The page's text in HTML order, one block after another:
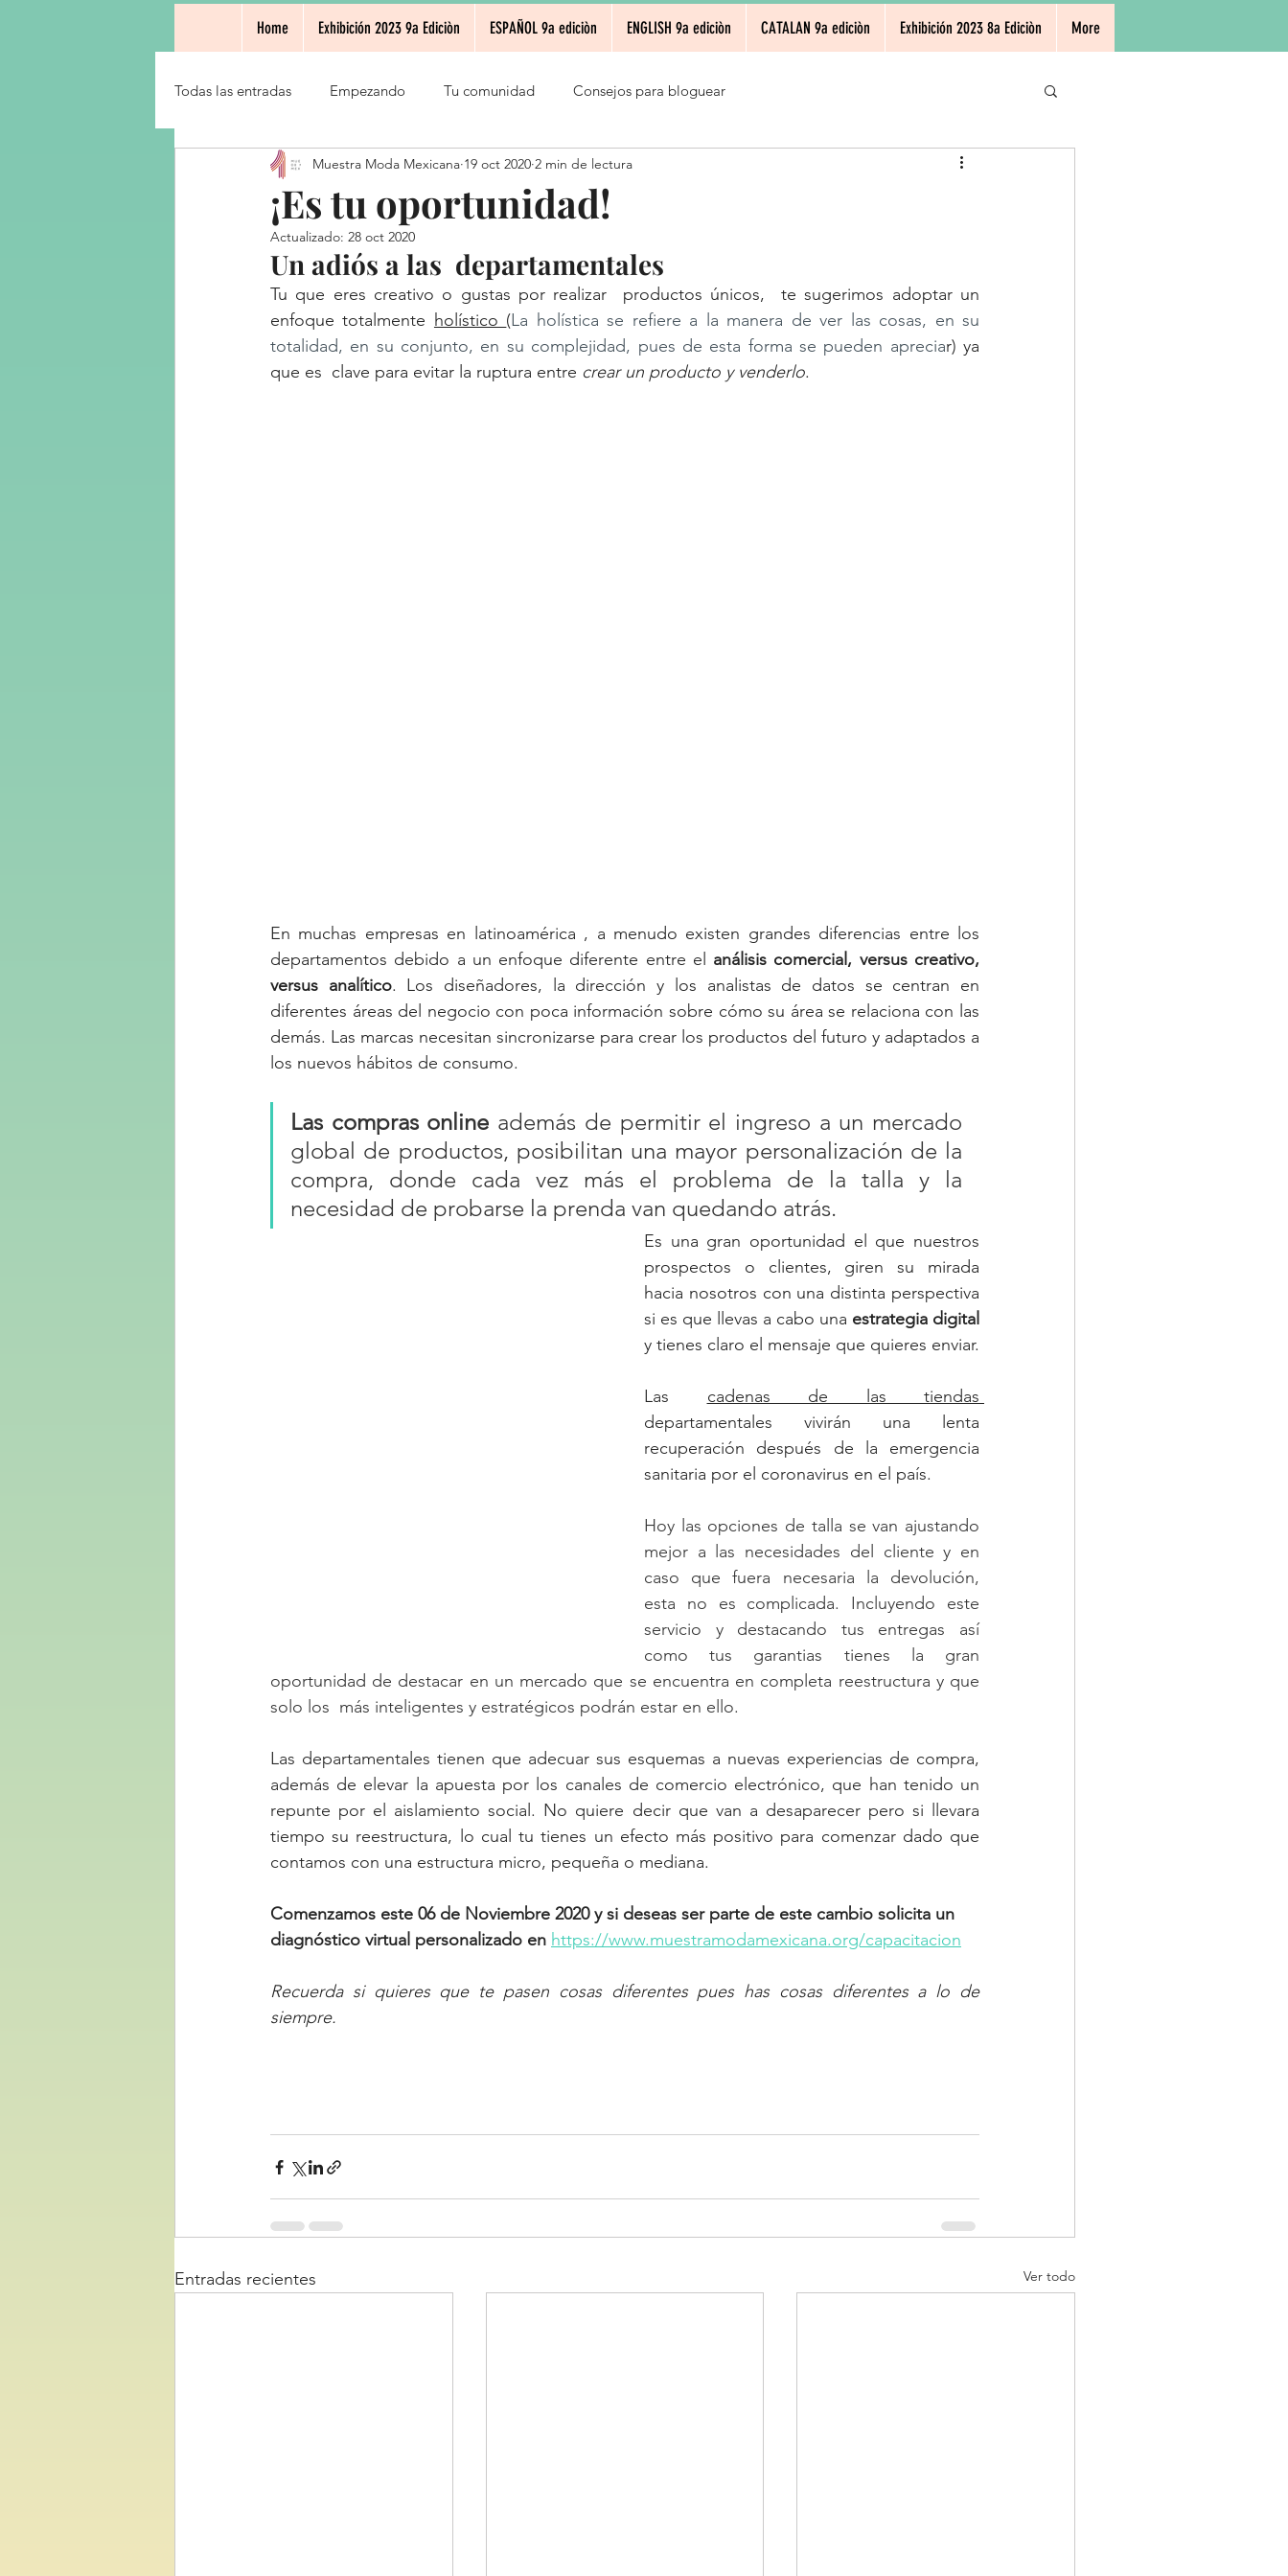
Home Exhibición 2023 9a Ediciòn ESPAÑOL 9a ediciòn ENGLISH 9a ediciòn CATALAN 9a ediciòn Exhibición 2023 8a Ediciòn More
Todas las entradas Empezando Tu comunidad Consejos para bloguear
¡Es tu oportunidad!
Muestra Moda Mexicana 19 oct 2020 2 min de lectura
Actualizado: 28 oct 2020
Un adiós a las  departamentales
Tu que eres creativo o gustas por realizar  productos únicos,  te sugerimos adoptar un
enfoque totalmente holístico (La holística se refiere a la manera de ver las cosas, en su
totalidad, en su conjunto, en su complejidad, pues de esta forma se pueden apreciar) ya
que es  clave para evitar la ruptura entre crear un producto y venderlo.
En muchas empresas en latinoamérica , a menudo existen grandes diferencias entre los
departamentos debido a un enfoque diferente entre el análisis comercial, versus creativo,
versus analítico. Los diseñadores, la dirección y los analistas de datos se centran en
diferentes áreas del negocio con poca información sobre cómo su área se relaciona con las
demás. Las marcas necesitan sincronizarse para crear los productos del futuro y adaptados a
los nuevos hábitos de consumo.
Las compras online además de permitir el ingreso a un mercado
global de productos, posibilitan una mayor personalización de la
compra, donde cada vez más el problema de la talla y la
necesidad de probarse la prenda van quedando atrás.
Es una gran oportunidad el que nuestros
prospectos o clientes, giren su mirada
hacia nosotros con una distinta perspectiva
si es que llevas a cabo una estrategia digital
Las
departamentales vivirán una lenta
recuperación después de la emergencia
sanitaria por el coronavirus en el país.
Hoy las opciones de talla se van ajustando
mejor a las necesidades del cliente y en
caso que fuera necesaria la devolución,
esta no es complicada. Incluyendo este
servicio y destacando tus entregas así
como tus garantias tienes la gran
oportunidad de destacar en un mercado que se encuentra en completa reestructura y que
solo los  más inteligentes y estratégicos podrán estar en ello.
Las departamentales tienen que adecuar sus esquemas a nuevas experiencias de compra,
además de elevar la apuesta por los canales de comercio electrónico, que han tenido un
repunte por el aislamiento social. No quiere decir que van a desaparecer pero si llevara
tiempo su reestructura, lo cual tu tienes un efecto más positivo para comenzar dado que
contamos con una estructura micro, pequeña o mediana.
Comenzamos este 06 de Noviembre 2020 y si deseas ser parte de este cambio solicita un
diagnóstico virtual personalizado en https://www.muestramodamexicana.org/capacitacion
Recuerda si quieres que te pasen cosas diferentes pues has cosas diferentes a lo de
siempre.
Entradas recientes Ver todo